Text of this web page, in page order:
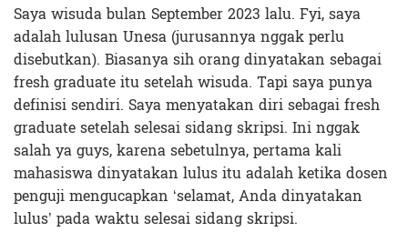
Saya wisuda bulan September 2023 lalu. Fyi, saya
adalah lulusan Unesa (jurusannya nggak perlu
disebutkan). Biasanya sih orang dinyatakan sebagai
fresh graduate itu setelah wisuda. Tapi saya punya
definisi sendiri. Saya menyatakan diri sebagai fresh
graduate setelah selesai sidang skripsi. Ini nggak
salah ya guys, karena sebetulnya, pertama kali
mahasiswa dinyatakan lulus itu adalah ketika dosen
penguji mengucapkan ‘selamat, Anda dinyatakan
lulus’ pada waktu selesai sidang skripsi.